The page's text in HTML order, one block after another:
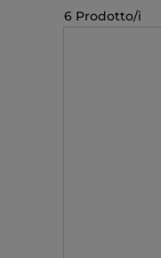
6 Prodotto/i